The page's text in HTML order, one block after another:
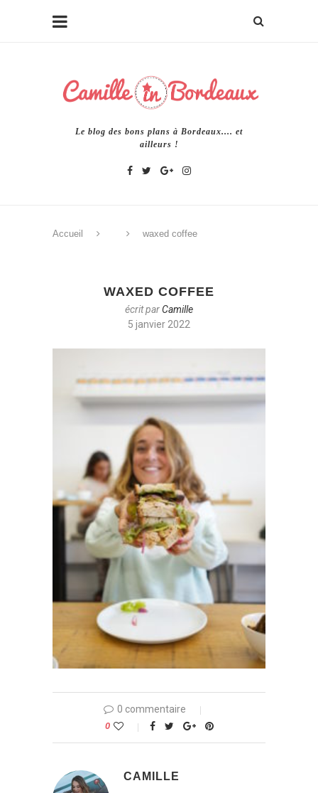
Le blog des bons plans à Bordeaux.... et
ailleurs !
Accueil waxed coffee
WAXED COFFEE
écrit parCamille
5 janvier 2022
0 commentaire
0
CAMILLE